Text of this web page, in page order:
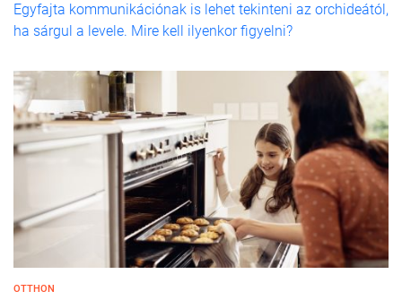
Egyfajta kommunikációnak is lehet tekinteni az orchideától,
ha sárgul a levele. Mire kell ilyenkor figyelni?
OTTHON